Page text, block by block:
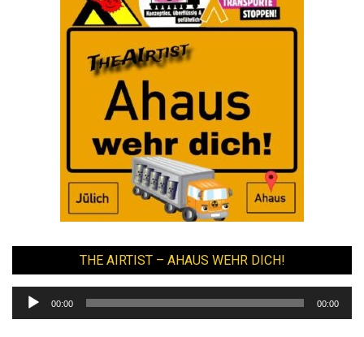
THE AIRTIST – AHAUS WEHR DICH!
Audio-
Player
00:00 00:00